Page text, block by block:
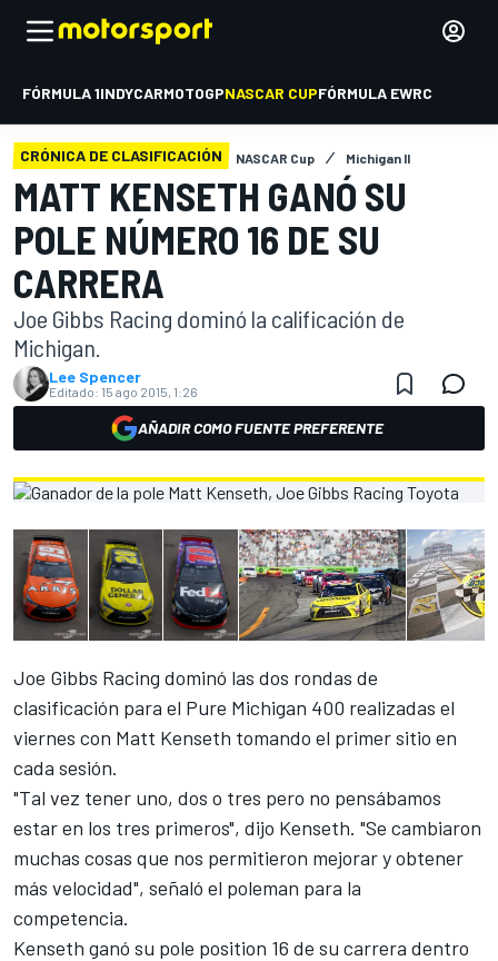
FÓRMULA 1INDYCARMOTOGPNASCAR CUPFÓRMULA EWRC
CRÓNICA DE CLASIFICACIÓN NASCAR Cup Michigan II
MATT KENSETH GANÓ SU
POLE NÚMERO 16 DE SU
CARRERA
Joe Gibbs Racing dominó la calificación de
Michigan.
Lee Spencer
Editado: 15 ago 2015, 1:26
AÑADIR COMO FUENTE PREFERENTE
Joe Gibbs Racing dominó las dos rondas de
clasificación para el Pure Michigan 400 realizadas el
viernes con Matt Kenseth tomando el primer sitio en
cada sesión.
"Tal vez tener uno, dos o tres pero no pensábamos
estar en los tres primeros", dijo Kenseth. "Se cambiaron
muchas cosas que nos permitieron mejorar y obtener
más velocidad", señaló el poleman para la
competencia.
Kenseth ganó su pole position 16 de su carrera dentro